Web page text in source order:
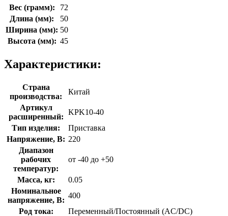
Вес (грамм):
72
Длина (мм):
50
Ширина (мм): 50
Высота (мм): 45
Характеристики:
Страна
производства:
Китай
Артикул
расширенный:
KPK10-40
Тип изделия:
Приставка
Напряжение, В: 220
Диапазон
рабочих
температур:
от -40 до +50
Масса, кг:
0.05
Номинальное
напряжение, В:
400
Род тока:
Переменный/Постоянный (AC/DC)